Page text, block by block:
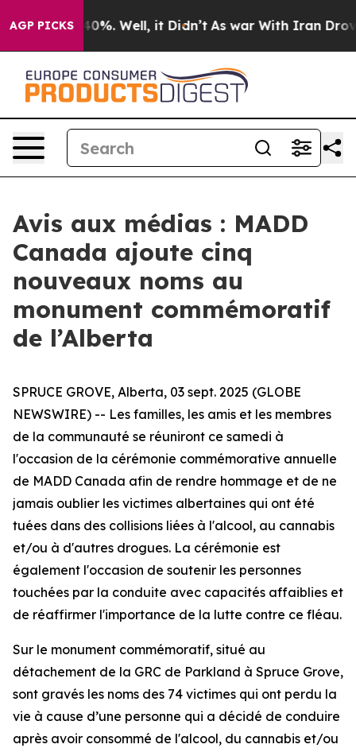
AGP PICKS40%. Well, it Didn’t As war With Iran Drove
Avis aux médias : MADD
Canada ajoute cinq
nouveaux noms au
monument commémoratif
de l’Alberta
SPRUCE GROVE, Alberta, 03 sept. 2025 (GLOBE
NEWSWIRE) -- Les familles, les amis et les membres
de la communauté se réuniront ce samedi à
l'occasion de la cérémonie commémorative annuelle
de MADD Canada afin de rendre hommage et de ne
jamais oublier les victimes albertaines qui ont été
tuées dans des collisions liées à l'alcool, au cannabis
et/ou à d'autres drogues. La cérémonie est
également l'occasion de soutenir les personnes
touchées par la conduite avec capacités affaiblies et
de réaffirmer l'importance de la lutte contre ce fléau.
Sur le monument commémoratif, situé au
détachement de la GRC de Parkland à Spruce Grove,
sont gravés les noms des 74 victimes qui ont perdu la
vie à cause d’une personne qui a décidé de conduire
après avoir consommé de l'alcool, du cannabis et/ou